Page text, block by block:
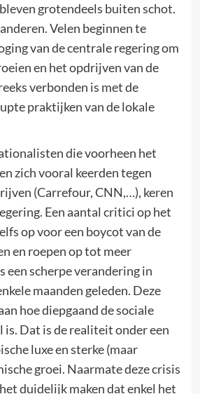
grotendeels buiten schot.
Velen beginnen te
van de centrale regering om
en het opdrijven van de
verbonden is met de
praktijken van de lokale
die voorheen het
zich vooral keerden tegen
(Carrefour, CNN,…), keren
Een aantal critici op het
op voor een boycot van de
en roepen op tot meer
een scherpe verandering in
maanden geleden. Deze
hoe diepgaand de sociale
is. Dat is de realiteit onder een
luxe en sterke (maar
groei. Naarmate deze crisis
duidelijk maken dat enkel het